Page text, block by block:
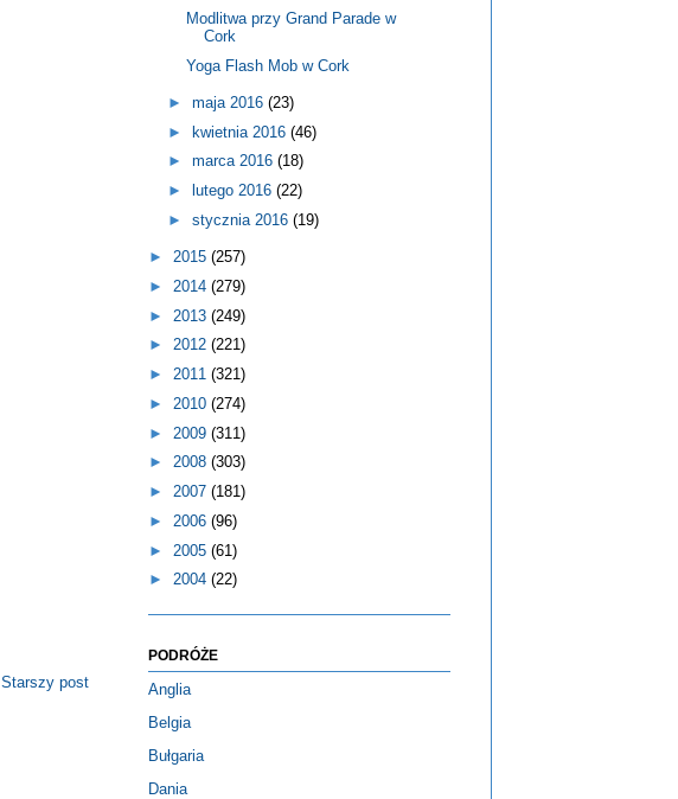
Starszy post
Modlitwa przy Grand Parade w
Cork
Yoga Flash Mob w Cork
► maja 2016 (23)
► kwietnia 2016 (46)
► marca 2016 (18)
►
lutego 2016 (22)
► stycznia 2016 (19)
► 2015 (257)
► 2014 (279)
► 2013 (249)
► 2012 (221)
► 2011 (321)
► 2010 (274)
► 2009 (311)
► 2008 (303)
► 2007 (181)
► 2006 (96)
► 2005 (61)
► 2004 (22)
PODRÓŻE
Anglia
Belgia
Bułgaria
Dania